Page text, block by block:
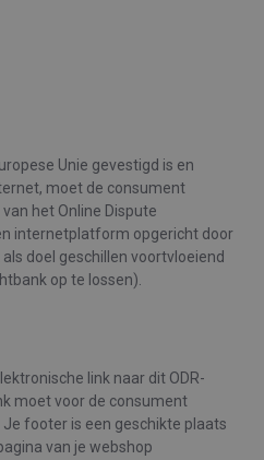
Unie gevestigd is en
moet de consument
het Online Dispute
internetplatform opgericht door
doel geschillen voortvloeiend
op te lossen).
link naar dit ODR-
moet voor de consument
footer is een geschikte plaats
van je webshop